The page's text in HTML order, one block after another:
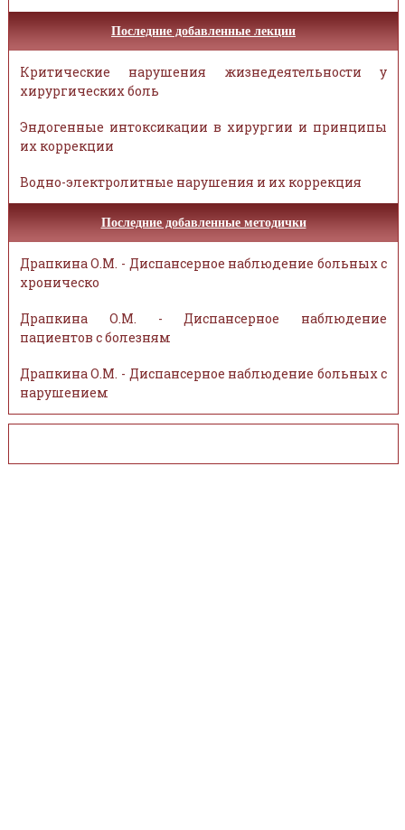
Последние добавленные лекции
Критические нарушения жизнедеятельности у
хирургических боль
Эндогенные интоксикации в хирургии и принципы
их коррекции
Водно-электролитные нарушения и их коррекция
Последние добавленные методички
Драпкина О.М. - Диспансерное наблюдение больных с
хроническо
Драпкина О.М. - Диспансерное наблюдение
пациентов с болезням
Драпкина О.М. - Диспансерное наблюдение больных с
нарушением